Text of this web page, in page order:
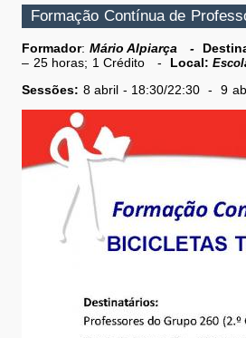
Está aqui
Formação Contínua de
Formador: Mário Alpiarça -
– 25 horas; 1 Crédito - Local:
Sessões: 8 abril - 18:30/22:30 - 9